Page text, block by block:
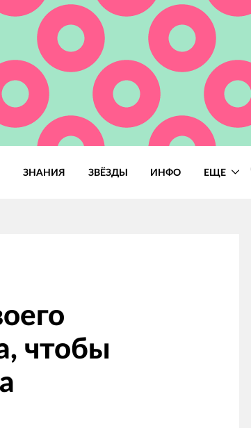
ЗНАНИЯ ЗВЁЗДЫ ИНФО ЕЩЕ
чтобы